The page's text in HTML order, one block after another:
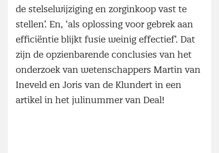
de stelselwijziging en zorginkoop vast te
stellen’. En, ‘als oplossing voor gebrek aan
efficiëntie blijkt fusie weinig effectief’. Dat
zijn de opzienbarende conclusies van het
onderzoek van wetenschappers Martin van
Ineveld en Joris van de Klundert in een
artikel in het julinummer van Deal!